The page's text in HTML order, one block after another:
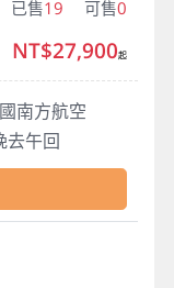
已售19 可售0
南方航空
去午回
NT$27,900起